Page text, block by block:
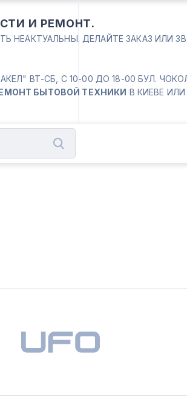
И РЕМОНТ.
НЕАКТУАЛЬНЫ. ДЕЛАЙТЕ ЗАКАЗ ИЛИ
ВТ-СБ, С 10-00 ДО 18-00 БУЛ.
БЫТОВОЙ ТЕХНИКИ В КИЕВЕ